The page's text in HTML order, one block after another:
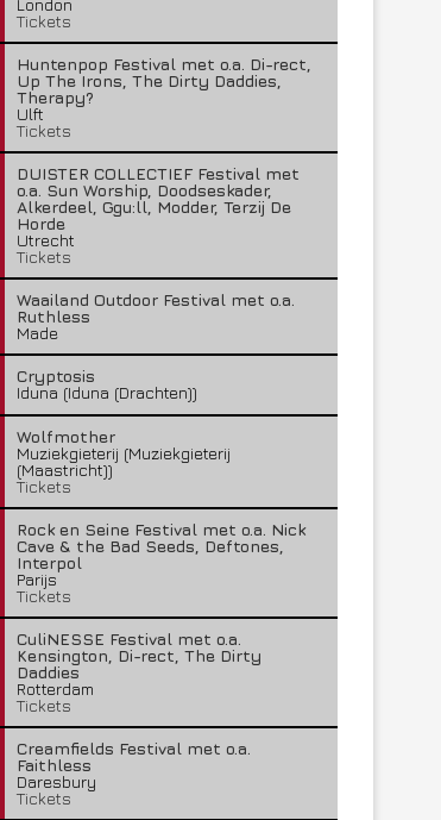
London
Tickets
Huntenpop Festival met o.a. Di-rect,
Up The Irons, The Dirty Daddies,
Therapy?
Ulft
Tickets
DUISTER COLLECTIEF Festival met
o.a. Sun Worship, Doodseskader,
Alkerdeel, Ggu:ll, Modder, Terzij De
Horde
Utrecht
Tickets
Waailand Outdoor Festival met o.a.
Ruthless
Made
Cryptosis
Iduna (Iduna (Drachten))
Wolfmother
Muziekgieterij (Muziekgieterij
(Maastricht))
Tickets
Rock en Seine Festival met o.a. Nick
Cave & the Bad Seeds, Deftones,
Interpol
Parijs
Tickets
CuliNESSE Festival met o.a.
Kensington, Di-rect, The Dirty
Daddies
Rotterdam
Tickets
Creamfields Festival met o.a.
Faithless
Daresbury
Tickets